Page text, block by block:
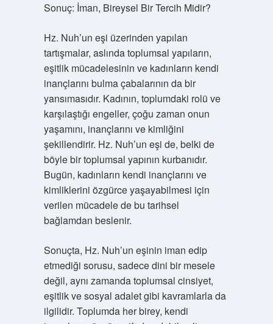
Sonuç: İman, Bireysel Bir Tercih Midir?
Hz. Nuh’un eşi üzerinden yapılan
tartışmalar, aslında toplumsal yapıların,
eşitlik mücadelesinin ve kadınların kendi
inançlarını bulma çabalarının da bir
yansımasıdır. Kadının, toplumdaki rolü ve
karşılaştığı engeller, çoğu zaman onun
yaşamını, inançlarını ve kimliğini
şekillendirir. Hz. Nuh’un eşi de, belki de
böyle bir toplumsal yapının kurbanıdır.
Bugün, kadınların kendi inançlarını ve
kimliklerini özgürce yaşayabilmesi için
verilen mücadele de bu tarihsel
bağlamdan beslenir.
Sonuçta, Hz. Nuh’un eşinin iman edip
etmediği sorusu, sadece dini bir mesele
değil, aynı zamanda toplumsal cinsiyet,
eşitlik ve sosyal adalet gibi kavramlarla da
ilgilidir. Toplumda her birey, kendi